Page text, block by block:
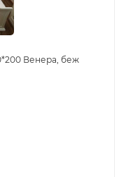
Венера, беж